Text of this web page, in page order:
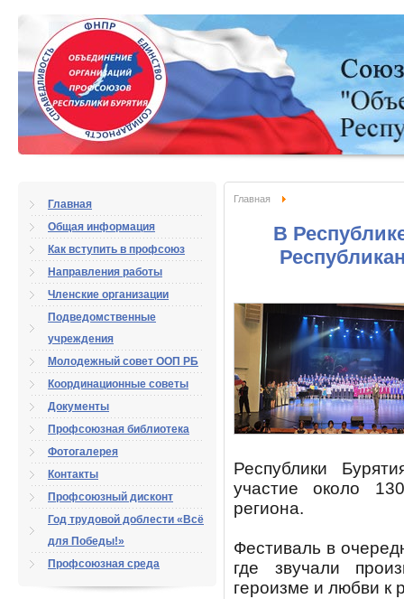
Главная
Общая информация
Как вступить в профсоюз
Направления работы
Членские организации
Подведомственные
учреждения
Молодежный совет ООП РБ
Координационные советы
Документы
Профсоюзная библиотека
Фотогалерея
Контакты
Профсоюзный дисконт
Год трудовой доблести «Всё
для Победы!»
Профсоюзная среда
Главная
В
Республики
участие около
региона.
Фестиваль в
где звучали
героизме и любви к